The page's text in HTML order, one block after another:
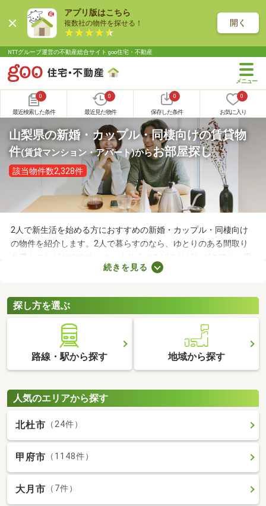
アプリ版はこちら
複数社の物件を探せる！ 開く
NTTグループ運営の不動産総合サイト goo住宅・不動産
0
最近検索した条件
0
最近見た物件
0
保存した条件
0
お気に入り
山梨県の新婚・カップル・同棲向けの賃貸物
件(賃貸マンション・アパート)からお部屋探し
該当物件数2,328件
2人で新生活を始める方におすすめの新婚・カップル・同棲向け
の物件を紹介します。2人で暮らすのなら、ゆとりのある間取り
を選ぶことがおすすめ。ゆっくりくつろげるリビングのほか、寝
室や収納スペースを確保できる物件を選べば、長く快適に暮らせ
てチェックしてみてくださいね。
続きを見る
探し方を選ぶ
路線・駅から探す 地域から探す
人気のエリアから探す
北杜市 （24件）
甲府市 （1148件）
大月市 （7件）